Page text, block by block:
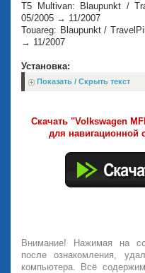
T5 Multivan: Blaupunkt /
05/2005 → 11/2007
Touareg: Blaupunkt /
→ 11/2007
Установка:
Показать / Скрыть текст
Скачать "Volkswagen
для навигационной
Внимание! Нажимая на
после ознакомления,
компьютера. Всё